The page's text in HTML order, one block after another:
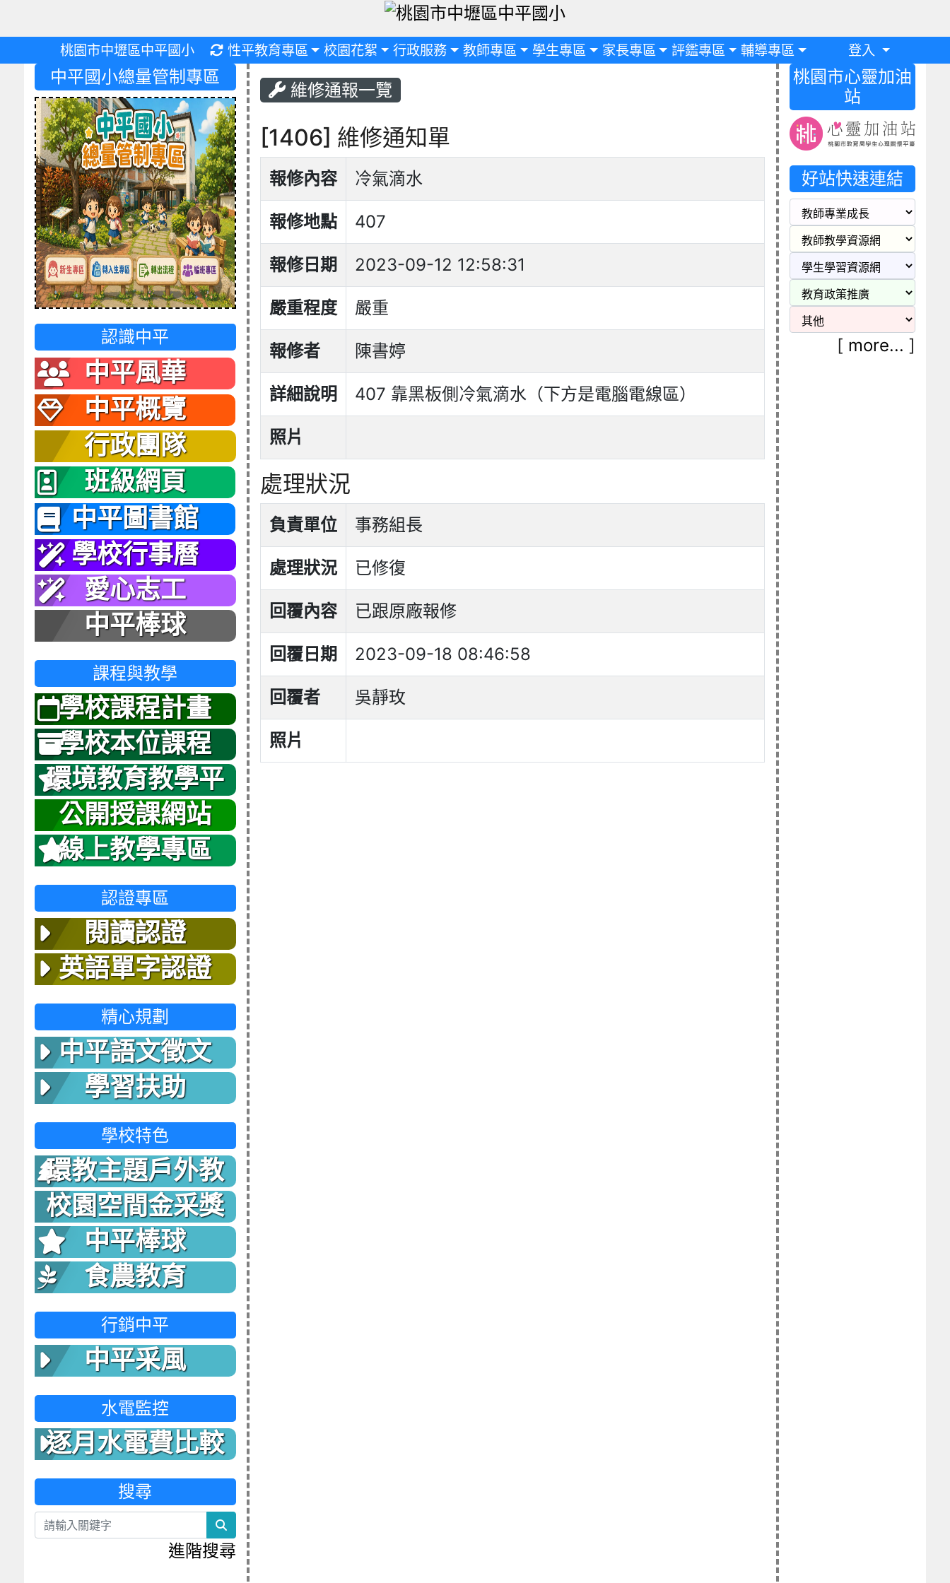
桃園市中壢區中平國小 重新取得佈景設定
性平教育專區 校園花絮 行政服務 教師專區 學生專區 家長專區 評鑑專區 輔導專區 登入
維修通報一覽
[1406] 維修通知單
報修內容 冷氣滴水
報修地點 407
報修日期 2023-09-12 12:58:31
嚴重程度 嚴重
報修者 陳書婷
詳細說明 407 靠黑板側冷氣滴水（下方是電腦電線區）
照片
處理狀況
負責單位 事務組長
處理狀況 已修復
回覆內容 已跟原廠報修
回覆日期 2023-09-18 08:46:58
回覆者 吳靜玫
照片
中平國小總量管制專區
認識中平
中平風華
中平概覽
行政團隊
班級網頁
中平圖書館
學校行事曆
愛心志工
中平棒球
課程與教學
學校課程計畫
學校本位課程
環境教育教學平
台
公開授課網站
線上教學專區
認證專區
閱讀認證
英語單字認證
精心規劃
中平語文徵文
學習扶助
學校特色
環教主題戶外教
室
校園空間金采獎
中平棒球
食農教育
行銷中平
中平采風
水電監控
逐月水電費比較
表
搜尋
search
進階搜尋
桃園市心靈加油
站
好站快速連結
[ more... ]